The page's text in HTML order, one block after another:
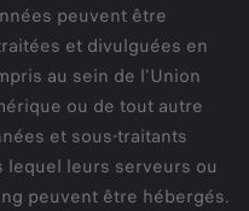
peuvent être
et divulguées en
au sein de l'Union
ou de tout autre
et sous-traitants
lequel leurs serveurs ou
peuvent être hébergés.